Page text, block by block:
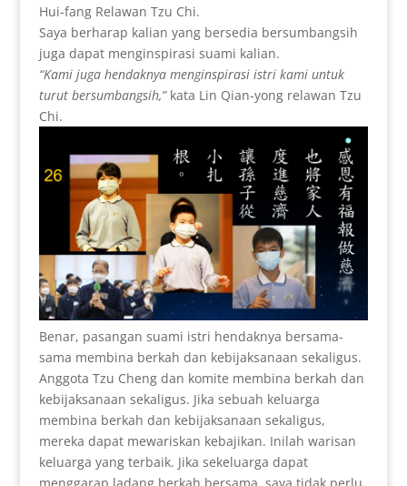
Hui-fang Relawan Tzu Chi.
Saya berharap kalian yang bersedia bersumbangsih
juga dapat menginspirasi suami kalian.
“Kami juga hendaknya menginspirasi istri kami untuk
turut bersumbangsih,”kata Lin Qian-yong relawan Tzu
Chi.
Benar, pasangan suami istri hendaknya bersama-
sama membina berkah dan kebijaksanaan sekaligus.
Anggota Tzu Cheng dan komite membina berkah dan
kebijaksanaan sekaligus. Jika sebuah keluarga
membina berkah dan kebijaksanaan sekaligus,
mereka dapat mewariskan kebajikan. Inilah warisan
keluarga yang terbaik. Jika sekeluarga dapat